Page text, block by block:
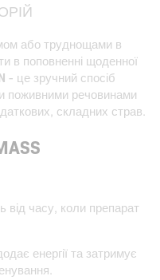
або труднощами в
в поповненні щоденної
- це зручний спосіб
поживними речовинами
складних страв.
від часу, коли препарат
енергії та затримує